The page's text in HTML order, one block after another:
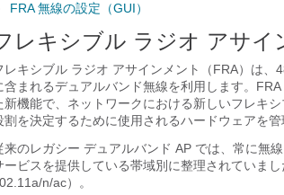
FRA 無線の設定（GUI）
レキシブル ラジオ アサイ
レキシブル ラジオ アサインメント（FRA）は
含まれるデュアルバンド無線を利用します。
新機能で、ネットワークにおける新しいフレキ
割を決定するために使用されるハードウェアを管
来のレガシー デュアルバンド AP では、常に無
ービスを提供している帯域別に整理されていま
n/ac）。